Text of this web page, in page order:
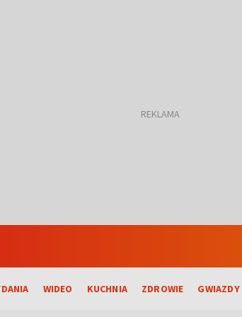
WIDEO KUCHNIA ZDROWIE GWIAZDY